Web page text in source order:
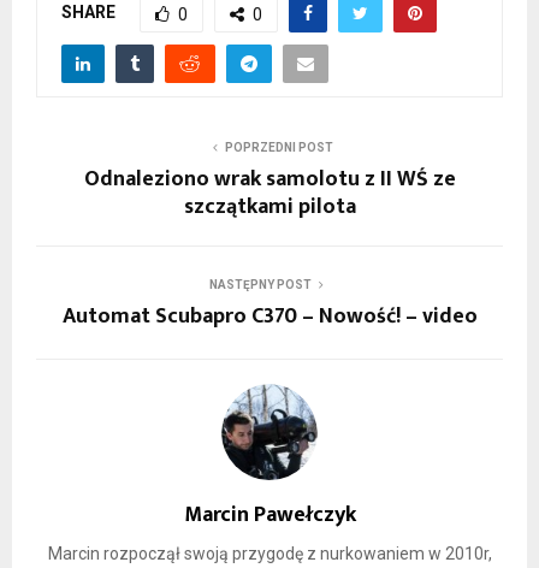
SHARE 0 0
POPRZEDNI POST
Odnaleziono wrak samolotu z II WŚ ze
szczątkami pilota
NASTĘPNY POST
Automat Scubapro C370 – Nowość! – video
Marcin Pawełczyk
Marcin rozpoczął swoją przygodę z nurkowaniem w 2010r,